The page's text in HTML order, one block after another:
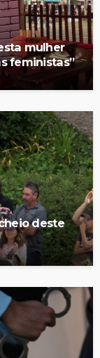
mulher
feministas”
deste